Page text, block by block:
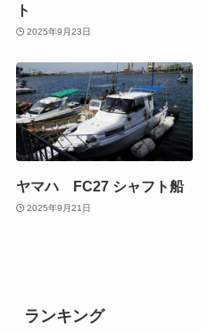
ト
2025年9月23日
ヤマハ FC27 シャフト船
2025年9月21日
ランキング